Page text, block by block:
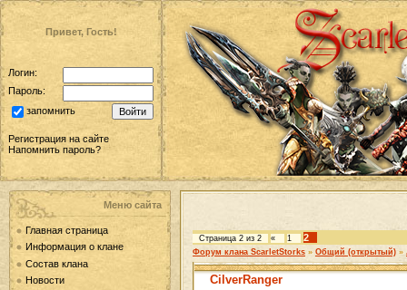
Привет, Гость!
Логин:
Пароль:
запомнить
Регистрация на сайте
Напомнить пароль?
Меню сайта
Главная страница
Информация о клане
Состав клана
Новости
Страница 2 из 2 « 1 2
Форум клана ScarletStorks » Общий (открытый) »
CilverRanger